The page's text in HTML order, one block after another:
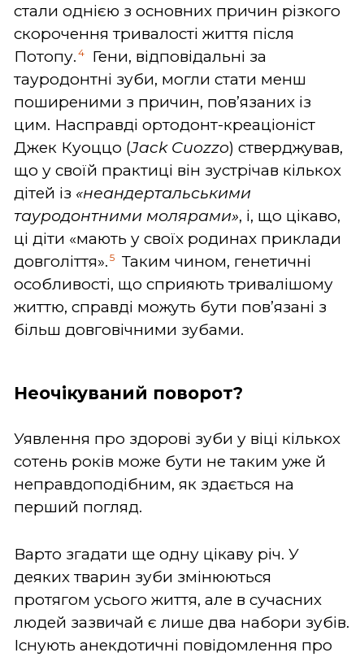
стали однією з основних причин різкого
скорочення тривалості життя після
Потопу. 4
Гени, відповідальні за
тауродонтні зуби, могли стати менш
поширеними з причин, пов’язаних із
цим. Насправді ортодонт-креаціоніст
Джек Куоццо (Jack Cuozzo) стверджував,
що у своїй практиці він зустрічав кількох
дітей із «неандертальськими
тауродонтними молярами», і, що цікаво,
ці діти «мають у своїх родинах приклади
довголіття». 5 Таким чином, генетичні
особливості, що сприяють тривалішому
життю, справді можуть бути пов’язані з
більш довговічними зубами.
Неочікуваний поворот?
Уявлення про здорові зуби у віці кількох
сотень років може бути не таким уже й
неправдоподібним, як здається на
перший погляд.
Варто згадати ще одну цікаву річ. У
деяких тварин зуби змінюються
протягом усього життя, але в сучасних
людей зазвичай є лише два набори зубів.
Існують анекдотичні повідомлення про